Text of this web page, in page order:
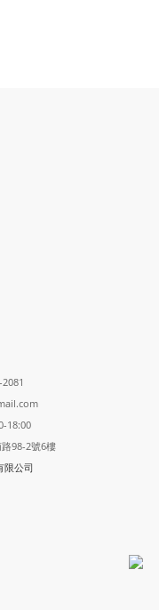
18:00
98-2號6樓
限公司